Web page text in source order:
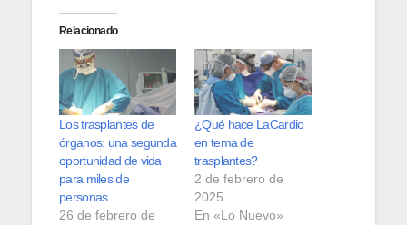
Relacionado
Los trasplantes de
órganos: una segunda
oportunidad de vida
para miles de
personas
26 de febrero de
¿Qué hace LaCardio
en tema de
trasplantes?
2 de febrero de
2025
En «Lo Nuevo»